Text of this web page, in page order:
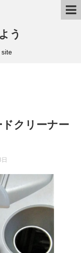
う
site
ドクリーナー